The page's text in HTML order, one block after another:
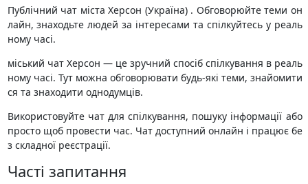
Публічний чат міста Херсон (Україна) . Обговорюйте теми он
лайн, знаходьте людей за інтересами та спілкуйтесь у реаль
ному часі.
міський чат Херсон — це зручний спосіб спілкування в реаль
ному часі. Тут можна обговорювати будь-які теми, знайомити
ся та знаходити однодумців.
Використовуйте чат для спілкування, пошуку інформації або
просто щоб провести час. Чат доступний онлайн і працює бе
з складної реєстрації.
Часті запитання